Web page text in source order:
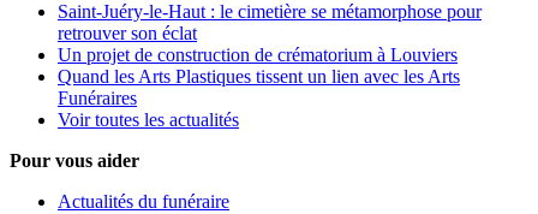
Saint-Juéry-le-Haut : le cimetière se métamorphose pour
retrouver son éclat
Un projet de construction de crématorium à Louviers
Quand les Arts Plastiques tissent un lien avec les Arts
Funéraires
Voir toutes les actualités
Pour vous aider
Actualités du funéraire